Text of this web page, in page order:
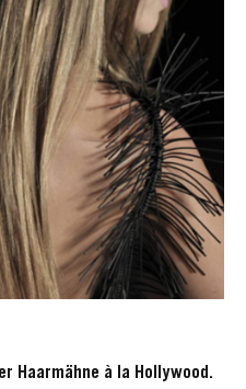
Haarmähne à la Hollywood.